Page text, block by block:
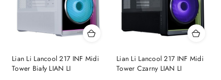
Lian Li Lancool 217 INF Midi
Tower Biały LIAN LI
Lian Li Lancool 217 INF Midi
Tower Czarny LIAN LI